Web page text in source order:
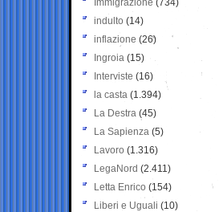
Immigrazione (734)
indulto (14)
inflazione (26)
Ingroia (15)
Interviste (16)
la casta (1.394)
La Destra (45)
La Sapienza (5)
Lavoro (1.316)
LegaNord (2.411)
Letta Enrico (154)
Liberi e Uguali (10)